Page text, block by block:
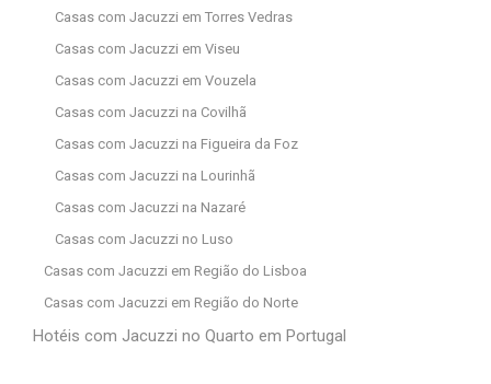
Casas com Jacuzzi em Torres Vedras
Casas com Jacuzzi em Viseu
Casas com Jacuzzi em Vouzela
Casas com Jacuzzi na Covilhã
Casas com Jacuzzi na Figueira da Foz
Casas com Jacuzzi na Lourinhã
Casas com Jacuzzi na Nazaré
Casas com Jacuzzi no Luso
Casas com Jacuzzi em Região do Lisboa
Casas com Jacuzzi em Região do Norte
Hotéis com Jacuzzi no Quarto em Portugal